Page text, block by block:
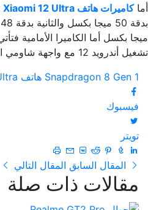
أماكاميرات هاتف Xiaomi 12 Ultra
تشغيل أندرويد 12 مع واجهة شاومي الممتازة.
Snapdragon 8 Gen 1 هاتف Xiaomi 12 Ultra
فيسبوك
تويتر
المقال السابق المقال التالي
مقالات ذات صلة